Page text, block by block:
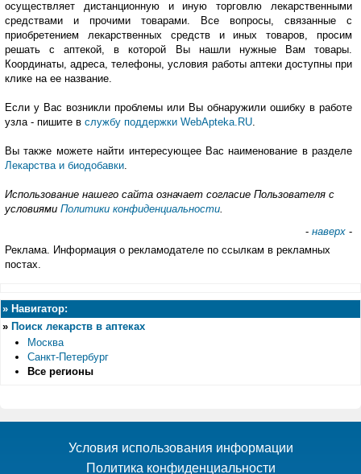
осуществляет дистанционную и иную торговлю лекарственными
средствами и прочими товарами. Все вопросы, связанные с
приобретением лекарственных средств и иных товаров, просим
решать с аптекой, в которой Вы нашли нужные Вам товары.
Координаты, адреса, телефоны, условия работы аптеки доступны при
клике на ее название.
Если у Вас возникли проблемы или Вы обнаружили ошибку в работе
узла - пишите в службу поддержки WebApteka.RU
Вы также можете найти интересующее Вас наименование в разделе
Лекарства и биодобавки
Использование нашего сайта означает согласие Пользователя с
условиями Политики конфиденциальности
- наверх -
Реклама. Информация о рекламодателе по ссылкам в рекламных
постах.
» Навигатор:
» Поиск лекарств в аптеках
Москва
Санкт-Петербург
Все регионы
Условия использования информации
Политика конфиденциальности